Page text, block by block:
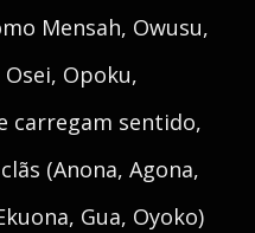
Mensah, Owusu,
Opoku,
carregam sentido,
(Anona, Agona,
Gua, Oyoko)